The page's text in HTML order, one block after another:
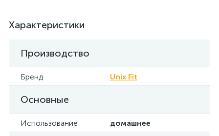
Характеристики
Производство
Бренд Unix Fit
Основные
Использование домашнее